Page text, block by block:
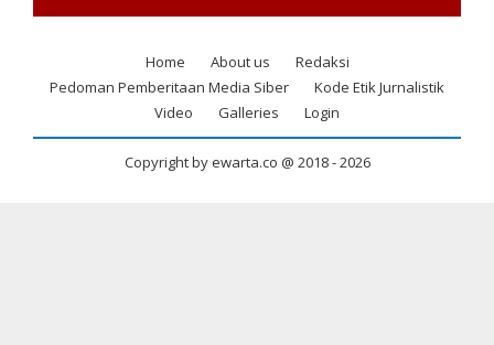
Footer
Home About us
Redaksi
Pedoman Pemberitaan Media Siber
Kode Etik Jurnalistik
Video
Galleries Login
Copyright by ewarta.co @ 2018 -2026